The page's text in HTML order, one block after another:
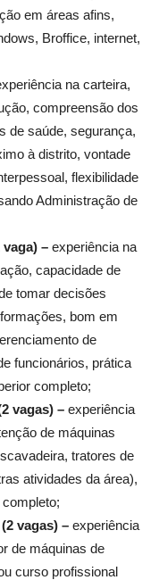
em áreas afins,
Broffice, internet,
na carteira,
compreensão dos
de saúde, segurança,
à distrito, vontade
flexibilidade
Administração de
– experiência na
capacidade de
tomar decisões
bom em
de
funcionários, prática
completo;
vagas) – experiência
de máquinas
tratores de
atividades da área),
vagas) – experiência
de máquinas de
curso profissional